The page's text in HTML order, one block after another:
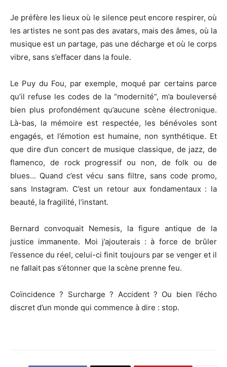
Je préfère les lieux où le silence peut encore respirer, où
les artistes ne sont pas des avatars, mais des âmes, où la
musique est un partage, pas une décharge et où le corps
vibre, sans s’effacer dans la foule.
Le Puy du Fou, par exemple, moqué par certains parce
qu’il refuse les codes de la “modernité”, m’a bouleversé
bien plus profondément qu’aucune scène électronique.
Là-bas, la mémoire est respectée, les bénévoles sont
engagés, et l’émotion est humaine, non synthétique. Et
que dire d’un concert de musique classique, de jazz, de
flamenco, de rock progressif ou non, de folk ou de
blues… Quand c’est vécu sans filtre, sans code promo,
sans Instagram. C’est un retour aux fondamentaux : la
beauté, la fragilité, l’instant.
Bernard convoquait Nemesis, la figure antique de la
justice immanente. Moi j’ajouterais : à force de brûler
l’essence du réel, celui-ci finit toujours par se venger et il
ne fallait pas s’étonner que la scène prenne feu.
Coïncidence ? Surcharge ? Accident ? Ou bien l’écho
discret d’un monde qui commence à dire : stop.